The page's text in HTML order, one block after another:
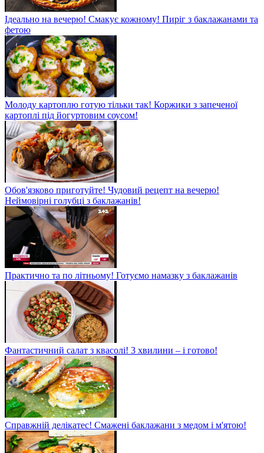
Ідеально на вечерю! Смакує кожному! Пиріг з баклажанами та
фетою
Молоду картоплю готую тільки так! Коржики з запеченої
картоплі під йогуртовим соусом!
Обов'язково приготуйте! Чудовий рецепт на вечерю!
Неймовірні голубці з баклажанів!
Практично та по літньому! Готуємо намазку з баклажанів
Фантастичний салат з квасолі! 3 хвилини – і готово!
Справжній делікатес! Смажені баклажани з медом і м'ятою!